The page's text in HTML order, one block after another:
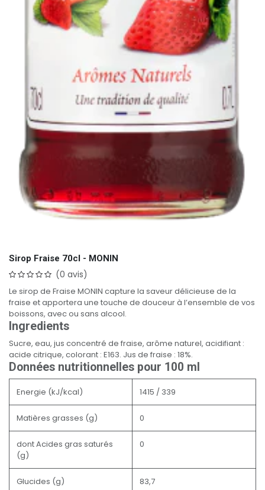
Sirop Fraise 70cl - MONIN
(0 avis)
Le sirop de Fraise MONIN capture la saveur délicieuse de la
fraise et apportera une touche de douceur à l’ensemble de vos
boissons, avec ou sans alcool.
Ingredients
Sucre, eau, jus concentré de fraise, arôme naturel, acidifiant :
acide citrique, colorant : E163. Jus de fraise : 18%.
Données nutritionnelles pour 100 ml
Energie (kJ/kcal) 1415 / 339
Matières grasses (g) 0
dont Acides gras saturés
(g)
0
Glucides (g) 83,7